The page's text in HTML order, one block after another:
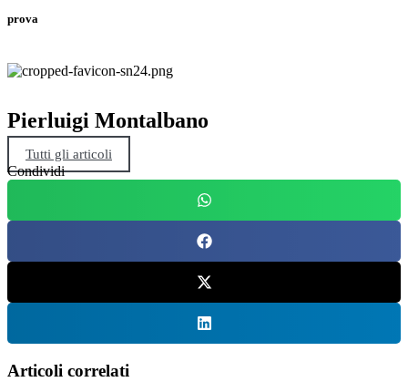
prova
Pierluigi Montalbano
Tutti gli articoli
Condividi
Articoli correlati